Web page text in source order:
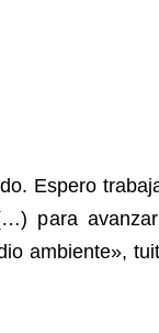
Espero
para
ambiente»,